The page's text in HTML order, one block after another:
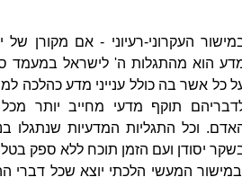
העקרוני-רעיוני - אם מקורן של
הוא מהתגלות ה' לישראל במעמד
כל אשר בה כולל ענייני מדע כהלכה
תוקף מדעי מחייב יותר מכל
וכל התגליות המדעיות שנתגלו
יסודן ועם הזמן תוכח ללא ספק
המעשי הלכתי יוצא שכל דברי